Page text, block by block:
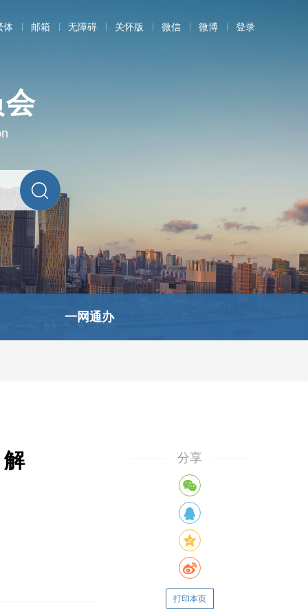
体 邮箱 无障碍 关怀版 微信 微博 登录
一网通办
分享
打印本页